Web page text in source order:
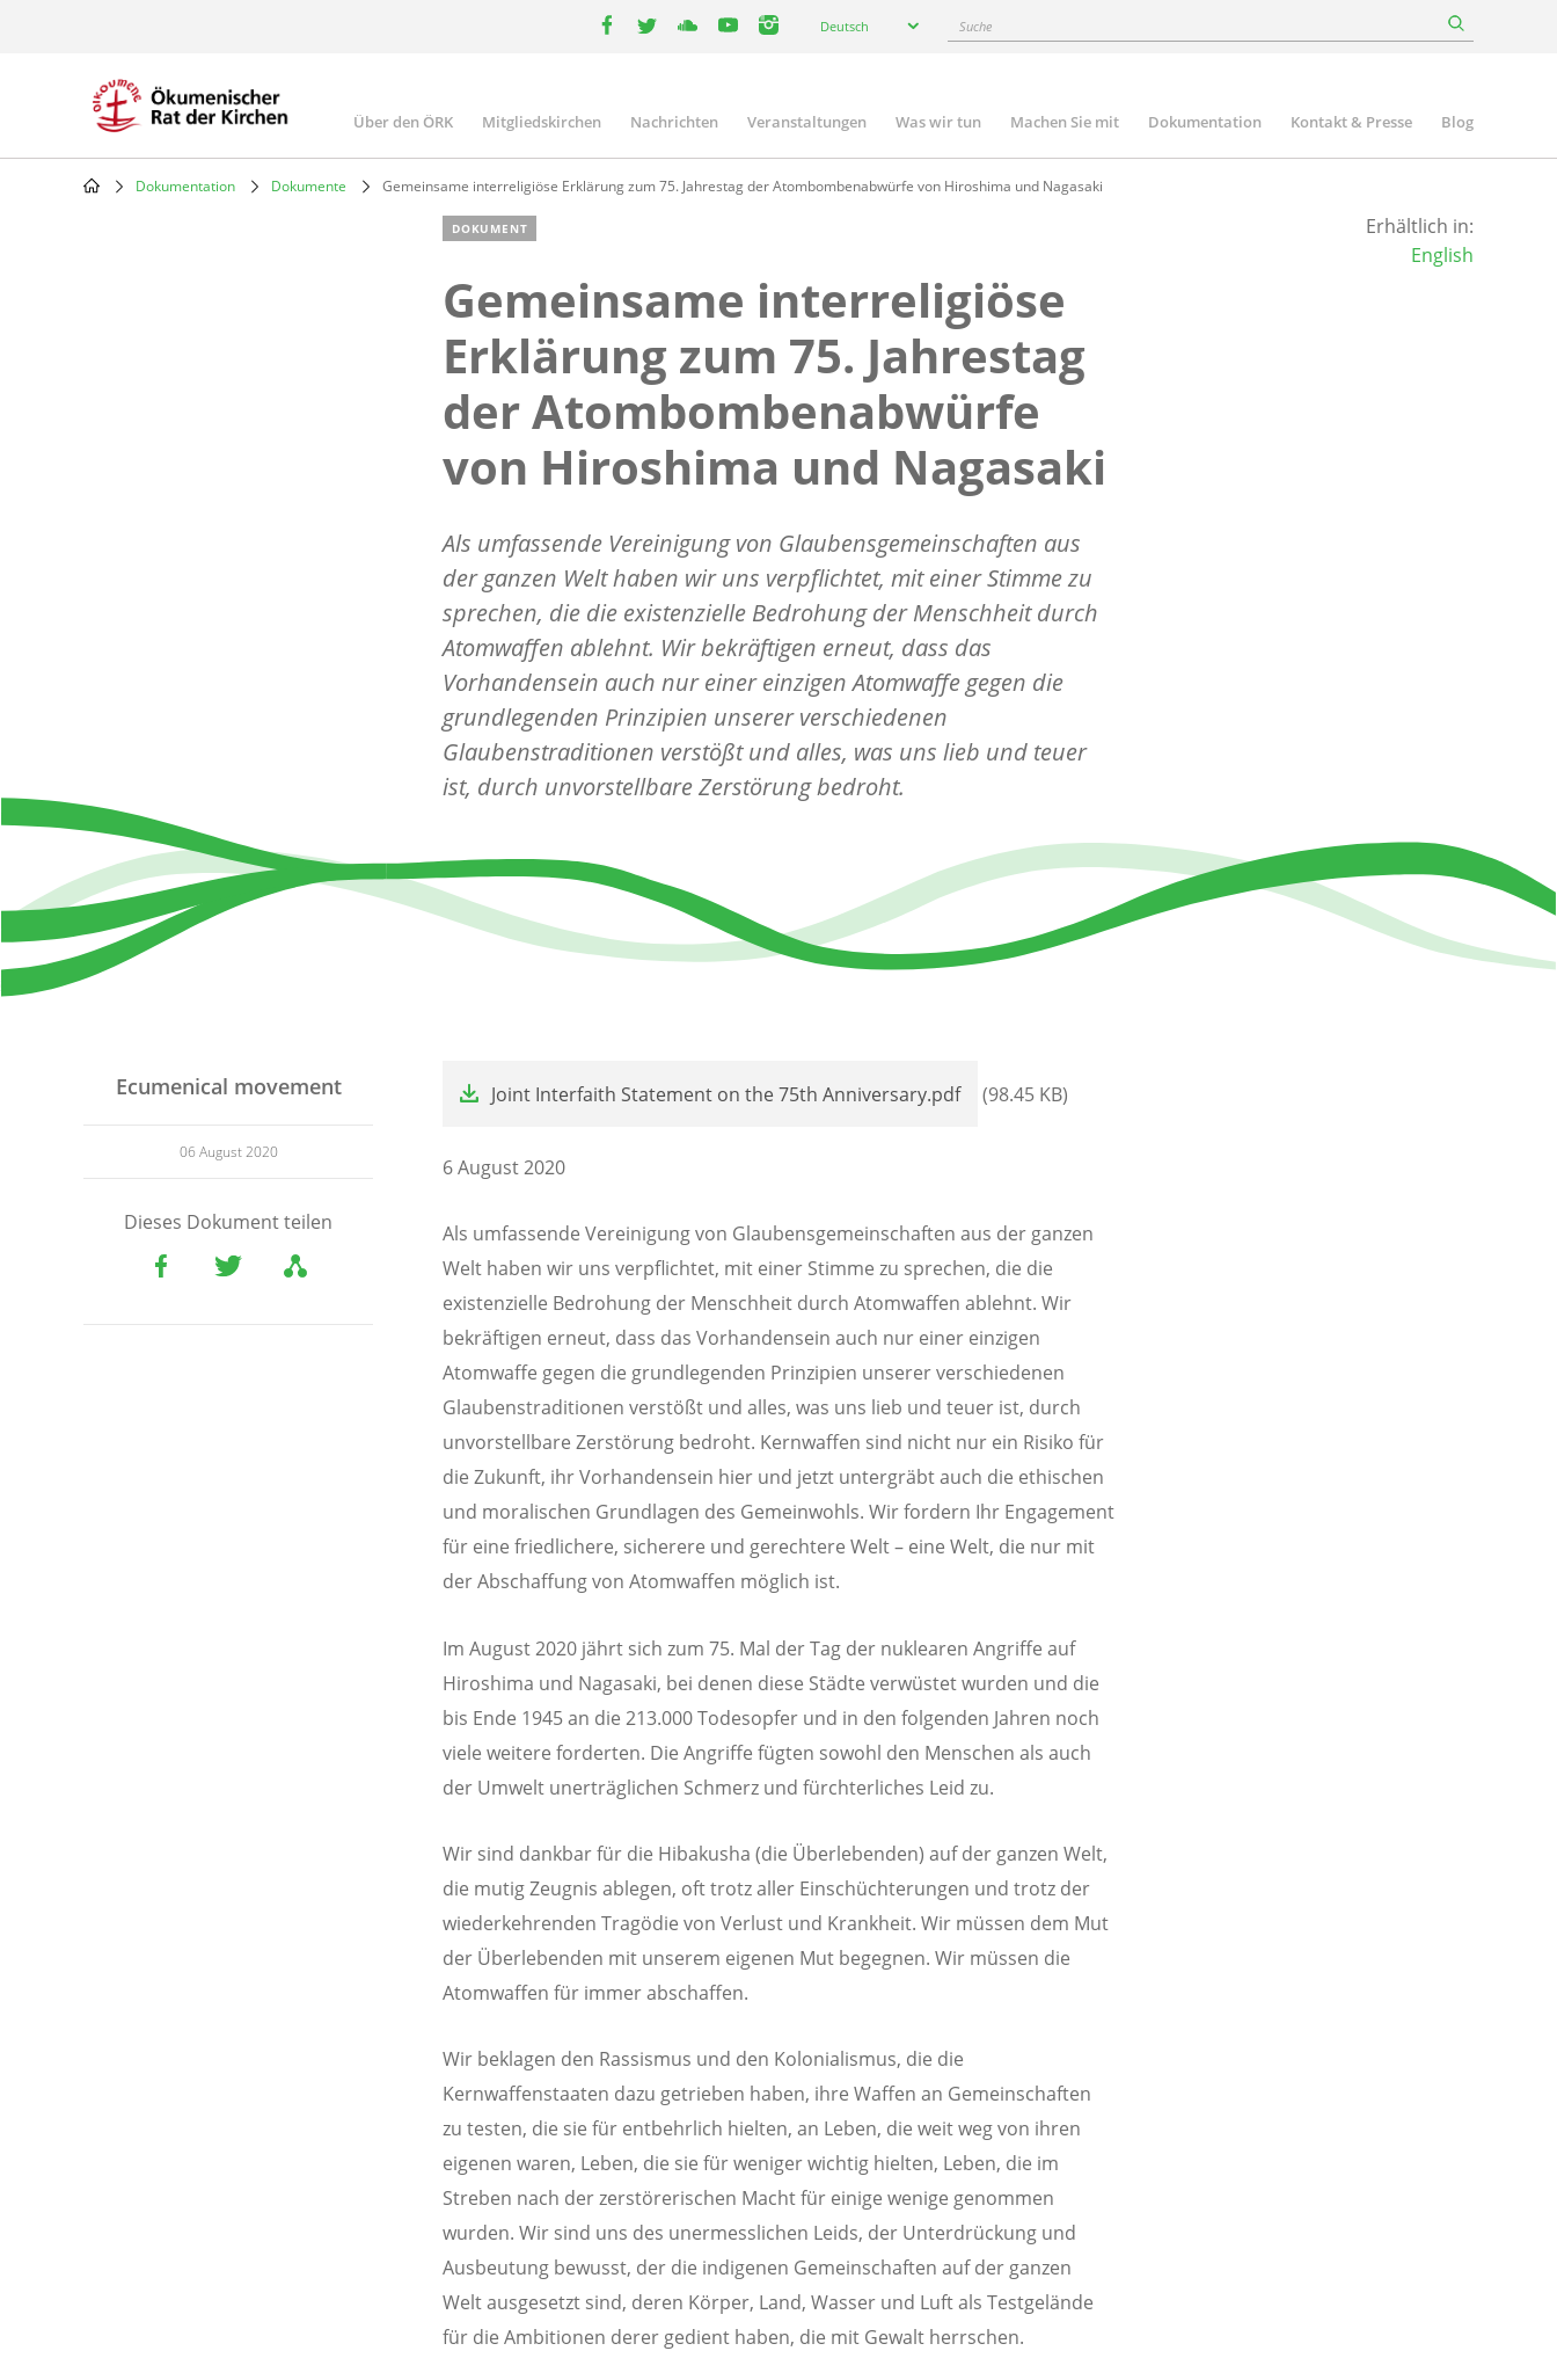
Deutsch Suche
Main
navigation
Über den ÖRK Mitgliedskirchen Nachrichten Veranstaltungen Was wir tun Machen Sie mit Dokumentation Kontakt & Presse Blog
Dokumentation Dokumente Gemeinsame interreligiöse Erklärung zum 75. Jahrestag der Atombombenabwürfe von Hiroshima und Nagasaki
DOKUMENT
Gemeinsame interreligiöse
Erklärung zum 75. Jahrestag
der Atombombenabwürfe
von Hiroshima und Nagasaki
Als umfassende Vereinigung von Glaubensgemeinschaften aus
der ganzen Welt haben wir uns verpflichtet, mit einer Stimme zu
sprechen, die die existenzielle Bedrohung der Menschheit durch
Atomwaffen ablehnt. Wir bekräftigen erneut, dass das
Vorhandensein auch nur einer einzigen Atomwaffe gegen die
grundlegenden Prinzipien unserer verschiedenen
Glaubenstraditionen verstößt und alles, was uns lieb und teuer
ist, durch unvorstellbare Zerstörung bedroht.
Erhältlich in:
English
Ecumenical movement
06 August 2020
Dieses Dokument teilen
Joint Interfaith Statement on the 75th Anniversary.pdf (98.45 KB)
6 August 2020
Als umfassende Vereinigung von Glaubensgemeinschaften aus der ganzen
Welt haben wir uns verpflichtet, mit einer Stimme zu sprechen, die die
existenzielle Bedrohung der Menschheit durch Atomwaffen ablehnt. Wir
bekräftigen erneut, dass das Vorhandensein auch nur einer einzigen
Atomwaffe gegen die grundlegenden Prinzipien unserer verschiedenen
Glaubenstraditionen verstößt und alles, was uns lieb und teuer ist, durch
unvorstellbare Zerstörung bedroht. Kernwaffen sind nicht nur ein Risiko für
die Zukunft, ihr Vorhandensein hier und jetzt untergräbt auch die ethischen
und moralischen Grundlagen des Gemeinwohls. Wir fordern Ihr Engagement
für eine friedlichere, sicherere und gerechtere Welt – eine Welt, die nur mit
der Abschaffung von Atomwaffen möglich ist.
Im August 2020 jährt sich zum 75. Mal der Tag der nuklearen Angriffe auf
Hiroshima und Nagasaki, bei denen diese Städte verwüstet wurden und die
bis Ende 1945 an die 213.000 Todesopfer und in den folgenden Jahren noch
viele weitere forderten. Die Angriffe fügten sowohl den Menschen als auch
der Umwelt unerträglichen Schmerz und fürchterliches Leid zu.
Wir sind dankbar für die Hibakusha (die Überlebenden) auf der ganzen Welt,
die mutig Zeugnis ablegen, oft trotz aller Einschüchterungen und trotz der
wiederkehrenden Tragödie von Verlust und Krankheit. Wir müssen dem Mut
der Überlebenden mit unserem eigenen Mut begegnen. Wir müssen die
Atomwaffen für immer abschaffen.
Wir beklagen den Rassismus und den Kolonialismus, die die
Kernwaffenstaaten dazu getrieben haben, ihre Waffen an Gemeinschaften
zu testen, die sie für entbehrlich hielten, an Leben, die weit weg von ihren
eigenen waren, Leben, die sie für weniger wichtig hielten, Leben, die im
Streben nach der zerstörerischen Macht für einige wenige genommen
wurden. Wir sind uns des unermesslichen Leids, der Unterdrückung und
Ausbeutung bewusst, der die indigenen Gemeinschaften auf der ganzen
Welt ausgesetzt sind, deren Körper, Land, Wasser und Luft als Testgelände
für die Ambitionen derer gedient haben, die mit Gewalt herrschen.